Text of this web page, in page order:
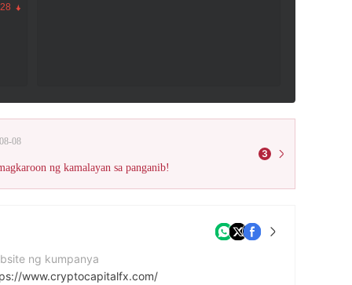
08
ng kamalayan sa panganib!
3
ng kumpanya
www.cryptocapitalfx.com/